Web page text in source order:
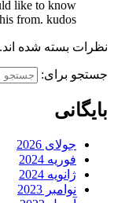
like to know
from. kudos
نظرات بسته شده اند.
جستجو برای:
بایگانی
جولای 2026
فوریه 2024
ژانویه 2024
نوامبر 2023